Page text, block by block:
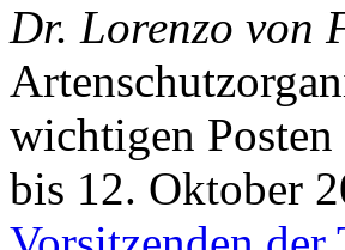
Dr. Lorenzo von
wichtigen
bis 12. Oktober